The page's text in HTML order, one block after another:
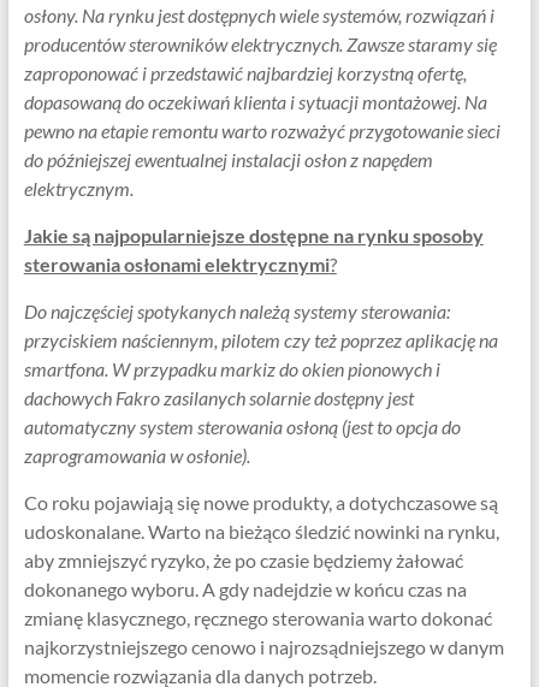
osłony. Na rynku jest dostępnych wiele systemów, rozwiązań i
producentów sterowników elektrycznych. Zawsze staramy się
zaproponować i przedstawić najbardziej korzystną ofertę,
dopasowaną do oczekiwań klienta i sytuacji montażowej. Na
pewno na etapie remontu warto rozważyć przygotowanie sieci
do późniejszej ewentualnej instalacji osłon z napędem
elektrycznym.
Jakie są najpopularniejsze dostępne na rynku sposoby
sterowania osłonami elektrycznymi?
Do najczęściej spotykanych należą systemy sterowania:
przyciskiem naściennym, pilotem czy też poprzez aplikację na
smartfona. W przypadku markiz do okien pionowych i
dachowych Fakro zasilanych solarnie dostępny jest
automatyczny system sterowania osłoną (jest to opcja do
zaprogramowania w osłonie).
Co roku pojawiają się nowe produkty, a dotychczasowe są
udoskonalane. Warto na bieżąco śledzić nowinki na rynku,
aby zmniejszyć ryzyko, że po czasie będziemy żałować
dokonanego wyboru. A gdy nadejdzie w końcu czas na
zmianę klasycznego, ręcznego sterowania warto dokonać
najkorzystniejszego cenowo i najrozsądniejszego w danym
momencie rozwiązania dla danych potrzeb.